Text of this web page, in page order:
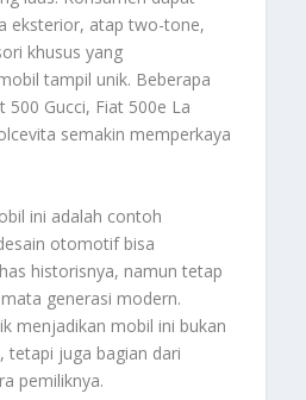
eksterior, atap two-tone,
khusus yang
tampil unik. Beberapa
500 Gucci, Fiat 500e La
semakin memperkaya
ini adalah contoh
otomotif bisa
historisnya, namun tetap
generasi modern.
menjadikan mobil ini bukan
tetapi juga bagian dari
pemiliknya.